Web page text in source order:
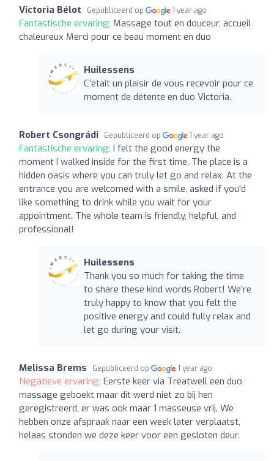
Victoria Bélot Gepubliceerd op 1 year ago
Fantastische ervaring: Massage tout en douceur, accueil
chaleureux Merci pour ce beau moment en duo
Huilessens
C’était un plaisir de vous recevoir pour ce
moment de détente en duo Victoria.
Robert Csongrádi Gepubliceerd op 1 year ago
Fantastische ervaring: I felt the good energy the
moment I walked inside for the first time. The place is a
hidden oasis where you can truly let go and relax. At the
entrance you are welcomed with a smile, asked if you'd
like something to drink while you wait for your
appointment. The whole team is friendly, helpful, and
professional!
Huilessens
Thank you so much for taking the time
to share these kind words Robert! We’re
truly happy to know that you felt the
positive energy and could fully relax and
let go during your visit.
Melissa Brems Gepubliceerd op 1 year ago
Negatieve ervaring: Eerste keer via Treatwell een duo
massage geboekt maar dit werd niet zo bij hen
geregistreerd, er was ook maar 1 masseuse vrij. We
hebben onze afspraak naar een week later verplaatst,
helaas stonden we deze keer voor een gesloten deur.